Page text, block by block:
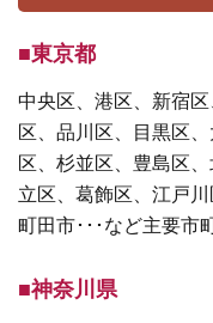
■東京都
中央区、港区、新宿
区、品川区、目黒区
区、杉並区、豊島区
立区、葛飾区、江戸
町田市･･･など主要市
■神奈川県